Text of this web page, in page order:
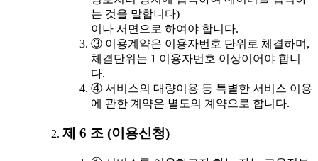
는 것을 말합니다)
이나 서면으로 하여야 합니다.
③ 이용계약은 이용자번호 단위로 체결하며,
체결단위는 1 이용자번호 이상이어야 합니
다.
④ 서비스의 대량이용 등 특별한 서비스 이용
에 관한 계약은 별도의 계약으로 합니다.
제 6 조 (이용신청)